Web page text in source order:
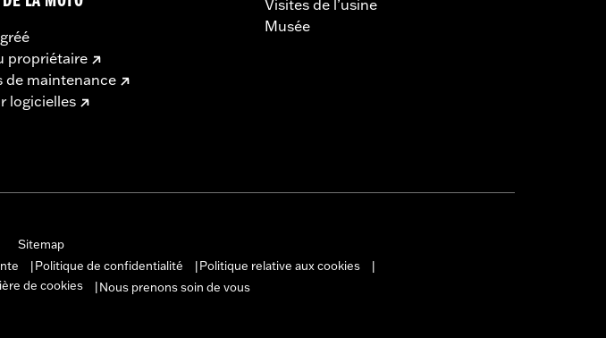
propriétaire
de maintenance
logicielles
Visites de l’usine
Musée
Sitemap
Politique de confidentialité Politique relative aux cookies
de cookies
Nous prenons soin de vous